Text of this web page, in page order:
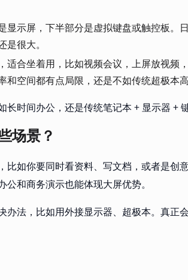
显示屏，下半部分是虚拟键盘或触控板。
很大。
适合坐着用，比如视频会议，上屏放视频
空间都有点局限，还是不如传统超极本高
时间办公，还是传统笔记本 + 显示器 +
场景？
比如你要同时看资料、写文档，或者是创
和商务演示也能体现大屏优势。
办法，比如用外接显示器、超极本。真正